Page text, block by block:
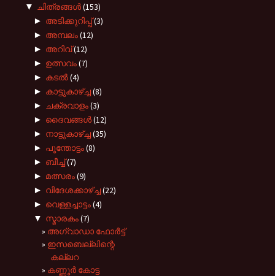
▼ ചിത്രങ്ങൾ(153)
► അടിക്കുറിപ്പ്(3)
► അമ്പലം(12)
► അറിവ്(12)
► ഉത്സവം(7)
► കടല്‍(4)
► കാട്ടുകാഴ്ച്ച(8)
► ചക്രവാളം(3)
► ദൈവങ്ങള്‍(12)
► നാട്ടുകാഴ്‌ച്ച(35)
► പൂന്തോട്ടം(8)
► ബീച്ച്(7)
► മത്സരം(9)
► വിദേശക്കാഴ്ച്ച(22)
► വെള്ളച്ചാട്ടം(4)
▼ സ്മാരകം(7)
അഗ്വാഡാ ഫോര്‍ട്ട്
ഇസബെല്ലിന്റെ
കല്ലറ
കണ്ണൂര്‍ കോട്ട